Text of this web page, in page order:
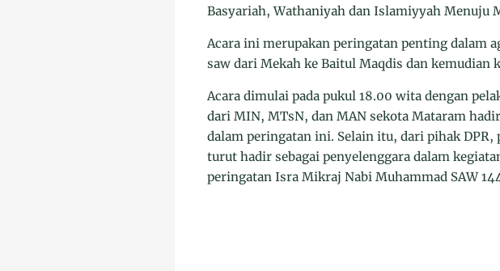
Basyariah, Wathaniyah dan Islamiyyah Menuju
Acara ini merupakan peringatan penting dalam
saw dari Mekah ke Baitul Maqdis dan
Acara dimulai pada pukul 18.00 wita dengan
dari MIN, MTsN, dan MAN sekota Mataram
dalam peringatan ini. Selain itu, dari pihak DPR,
turut hadir sebagai penyelenggara dalam
peringatan Isra Mikraj Nabi Muhammad SAW